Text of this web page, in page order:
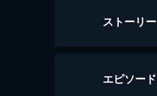
ストーリー
エピソード